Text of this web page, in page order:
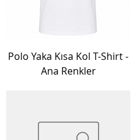
Polo Yaka Kısa Kol T-Shirt -
Ana Renkler